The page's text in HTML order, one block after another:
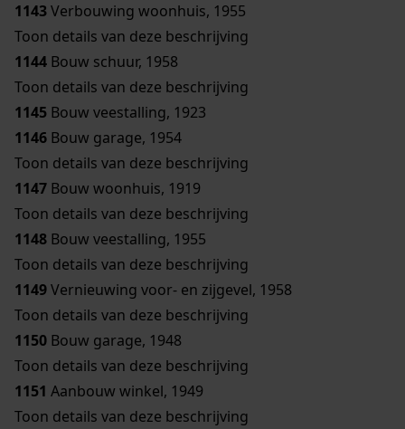
1143Verbouwing woonhuis, 1955
Toon details van deze beschrijving
1144 Bouw schuur, 1958
Toon details van deze beschrijving
1145 Bouw veestalling, 1923
1146 Bouw garage, 1954
Toon details van deze beschrijving
1147 Bouw woonhuis, 1919
Toon details van deze beschrijving
1148 Bouw veestalling, 1955
Toon details van deze beschrijving
1149Vernieuwing voor- en zijgevel, 1958
Toon details van deze beschrijving
1150 Bouw garage, 1948
Toon details van deze beschrijving
1151 Aanbouw winkel, 1949
Toon details van deze beschrijving